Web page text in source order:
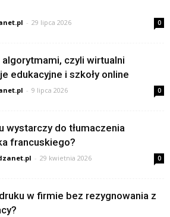
- 29 lipca 2026 0
czyli wirtualni
edukacyjne i szkoły online
- 9 lipca 2026 0
wystarczy do tłumaczenia
francuskiego?
- 29 kwietnia 2026 0
w firmie bez rezygnowania z